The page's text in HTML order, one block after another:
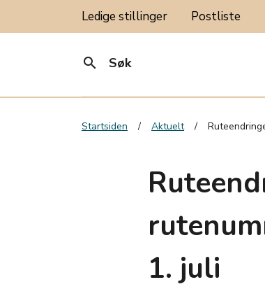
Ledige stillinger Postliste
search Søk
Startsiden Aktuelt
1. juli